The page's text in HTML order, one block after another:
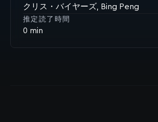
クリス・バイヤーズ Bing Peng
推定読了時間
0